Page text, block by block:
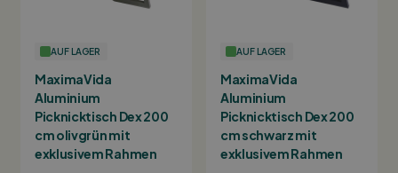
AUF LAGER
MaximaVida
Aluminium
Picknicktisch Dex 200
cm olivgrün mit
exklusivem Rahmen
AUF LAGER
MaximaVida
Aluminium
Picknicktisch Dex 200
cm schwarz mit
exklusivem Rahmen